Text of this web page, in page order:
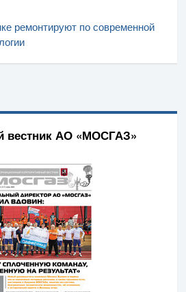
ремонтируют по современной
АО «МОСГАЗ»